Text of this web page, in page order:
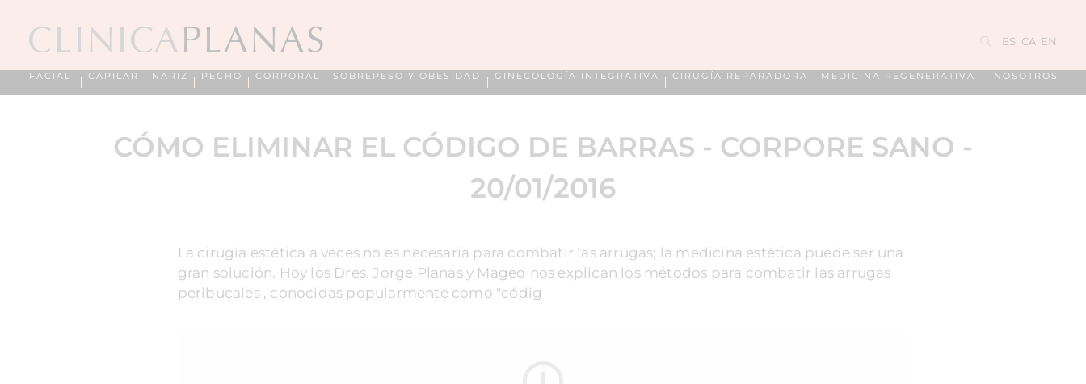
ES CA EN
FACIAL CAPILAR NARIZ PECHO CORPORAL SOBREPESO Y OBESIDAD GINECOLOGÍA INTEGRATIVA CIRUGÍA REPARADORA MEDICINA REGENERATIVA NOSOTROS
CÓMO ELIMINAR EL CÓDIGO DE BARRAS - CORPORE SANO -
20/01/2016
La cirugía estética a veces no es necesaria para combatir las arrugas; la medicina estética puede ser una
gran solución. Hoy los Dres. Jorge Planas y Maged nos explican los métodos para combatir las arrugas
peribucales , conocidas popularmente como "códig